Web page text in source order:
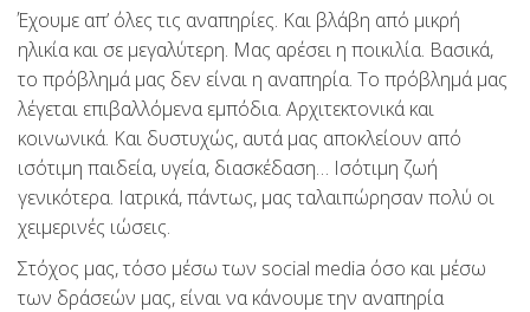
Έχουμε απ’ όλες τις αναπηρίες. Και βλάβη από μικρή
ηλικία και σε μεγαλύτερη. Μας αρέσει η ποικιλία. Βασικά,
το πρόβλημά μας δεν είναι η αναπηρία. Το πρόβλημά μας
λέγεται επιβαλλόμενα εμπόδια. Αρχιτεκτονικά και
κοινωνικά. Και δυστυχώς, αυτά μας αποκλείουν από
ισότιμη παιδεία, υγεία, διασκέδαση… Ισότιμη ζωή
γενικότερα. Ιατρικά, πάντως, μας ταλαιπώρησαν πολύ οι
χειμερινές ιώσεις.
Στόχος μας, τόσο μέσω των social media όσο και μέσω
των δράσεών μας, είναι να κάνουμε την αναπηρία